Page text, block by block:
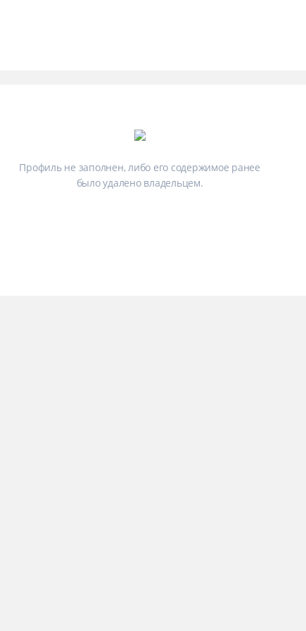
Профиль не заполнен, либо его содержимое ранее
было удалено владельцем.